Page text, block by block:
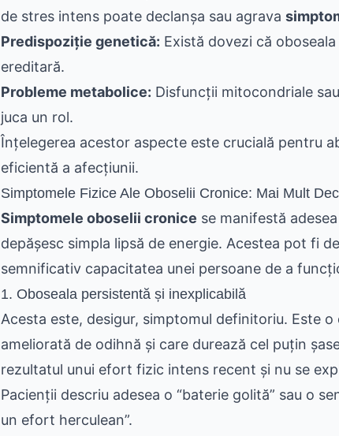
de stres intens poate declanșa sau agrava
Predispoziție genetică: Există dovezi că
ereditară.
Probleme metabolice: Disfuncții mitocondriale
juca un rol.
Înțelegerea acestor aspecte este crucială pentru
eficientă a afecțiunii.
Simptomele Fizice Ale Oboselii Cronice: Mai Mult
Simptomele oboselii cronice se manifestă
depășesc simpla lipsă de energie. Acestea pot fi
semnificativ capacitatea unei persoane de a
1. Oboseala persistentă și inexplicabilă
Acesta este, desigur, simptomul definitoriu. Este
ameliorată de odihnă și care durează cel puțin
rezultatul unui efort fizic intens recent și nu se
Pacienții descriu adesea o “baterie golită” sau o
un efort herculean”.